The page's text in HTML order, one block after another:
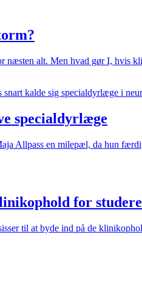
næsten alt. Men hvad gør I, hvis
specialdyrlæge
Allpass en milepæl, da hun
for
til at byde ind på de